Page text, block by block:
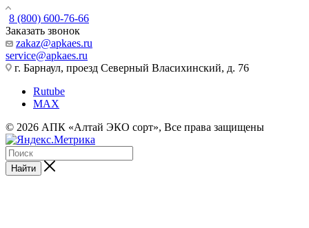
8 (800) 600-76-66
Заказать звонок
zakaz@apkaes.ru
service@apkaes.ru
г. Барнаул, проезд Северный Власихинский, д. 76
Rutube
MAX
© 2026 АПК «Алтай ЭКО сорт», Все права защищены
Найти